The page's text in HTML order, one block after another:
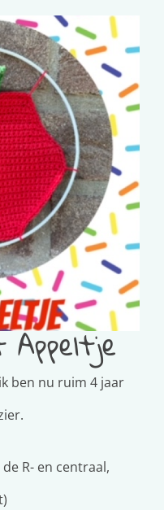
Appeltje
ben nu ruim 4 jaar
R- en centraal,